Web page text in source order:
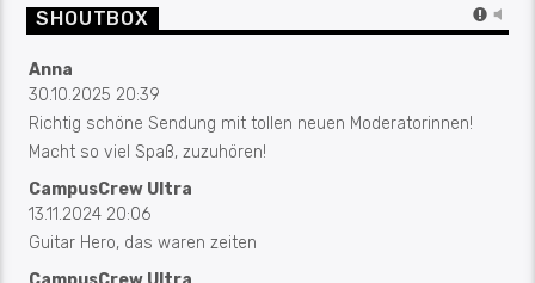
SHOUTBOX
Anna
30.10.2025 20:39
Richtig schöne Sendung mit tollen neuen Moderatorinnen!
Macht so viel Spaß, zuzuhören!
CampusCrew Ultra
13.11.2024 20:06
Guitar Hero, das waren zeiten